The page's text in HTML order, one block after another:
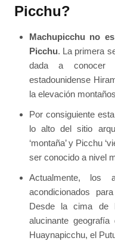
Picchu?
Machupicchu no
Picchu. La primera
dada a conocer
estadounidense
la elevación
Por consiguiente
lo alto del sitio
‘montaña’ y Picchu
ser conocido a nivel
Actualmente, los
acondicionados
Desde la cima de
alucinante
Huaynapicchu, el